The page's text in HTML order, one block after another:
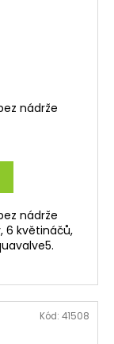
nádrže
nádrže
6 květináčů,
Kód: 41508